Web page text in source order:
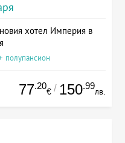
хотел Империя в
полупансион
77.20
€ / 150.99
лв.